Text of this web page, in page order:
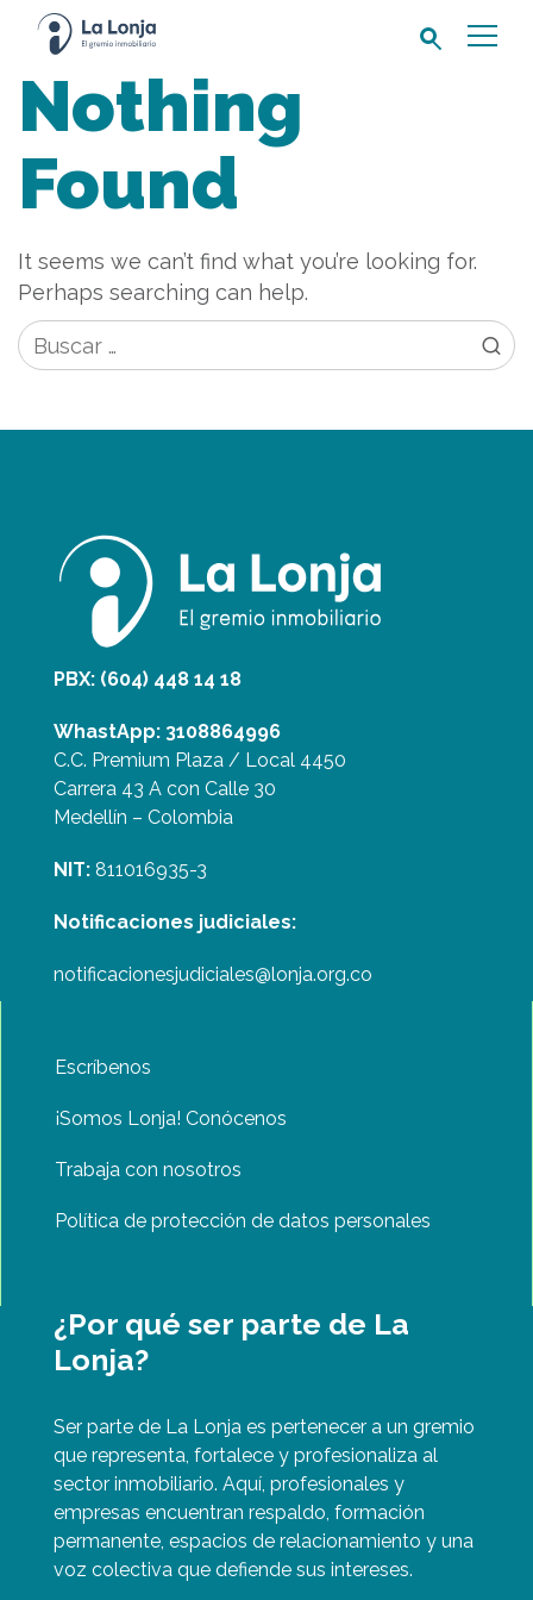
Buscar:
Nothing
Found
It seems we can’t find what you’re looking for.
Perhaps searching can help.
Buscar:
PBX: (604) 448 14 18
WhastApp: 3108864996
C.C. Premium Plaza / Local 4450
Carrera 43 A con Calle 30
Medellín – Colombia
NIT:811016935-3
Notificaciones judiciales:
notificacionesjudiciales@lonja.org.co
Escríbenos
¡Somos Lonja! Conócenos
Trabaja con nosotros
Política de protección de datos personales
¿Por qué ser parte de La
Lonja?
Ser parte de La Lonja es pertenecer a un gremio
que representa, fortalece y profesionaliza al
sector inmobiliario. Aquí, profesionales y
empresas encuentran respaldo, formación
permanente, espacios de relacionamiento y una
voz colectiva que defiende sus intereses.